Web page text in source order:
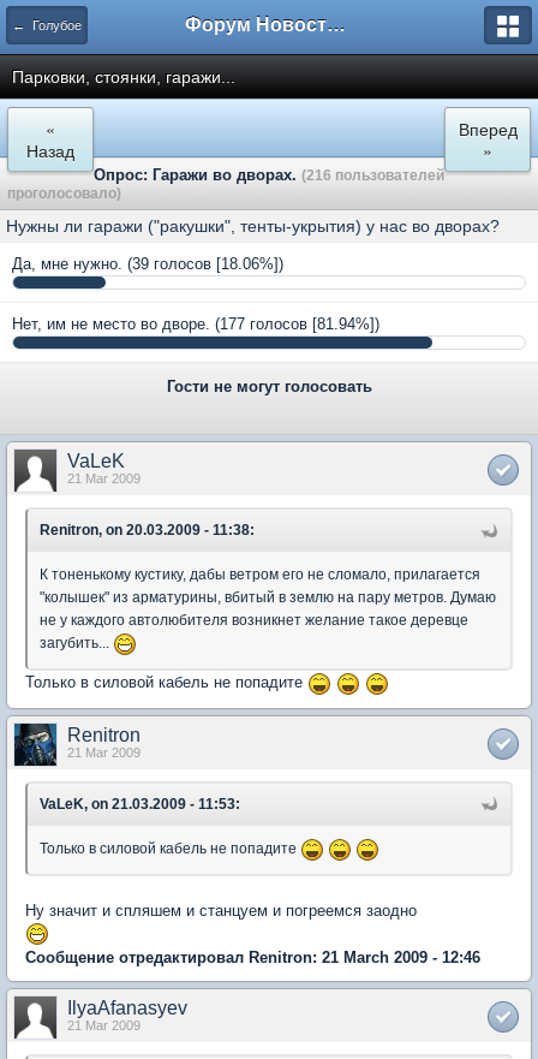
← Голубое Форум Новостройки
Парковки, стоянки, гаражи...
«
Назад
Вперед
»
Опрос: Гаражи во дворах. (216 пользователей
проголосовало)
Нужны ли гаражи ("ракушки", тенты-укрытия) у нас во дворах?
Да, мне нужно. (39 голосов [18.06%])
Нет, им не место во дворе. (177 голосов [81.94%])
Гости не могут голосовать
VaLeK
21 Mar 2009
Renitron, on 20.03.2009 - 11:38:
К тоненькому кустику, дабы ветром его не сломало, прилагается
"колышек" из арматурины, вбитый в землю на пару метров. Думаю
не у каждого автолюбителя возникнет желание такое деревце
загубить...
Только в силовой кабель не попадите
Renitron
21 Mar 2009
VaLeK, on 21.03.2009 - 11:53:
Только в силовой кабель не попадите
Ну значит и спляшем и станцуем и погреемся заодно
Сообщение отредактировал Renitron: 21 March 2009 - 12:46
IlyaAfanasyev
21 Mar 2009